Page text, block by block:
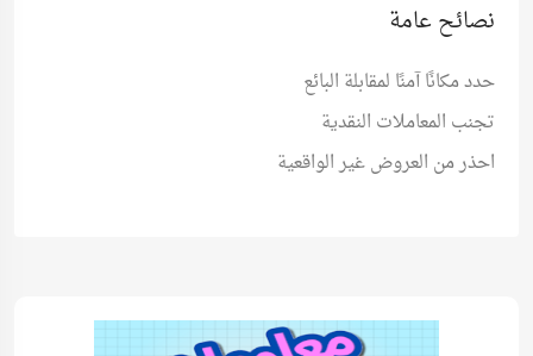
نصائح عامة
حدد مكانًا آمنًا لمقابلة البائع
تجنب المعاملات النقدية
احذر من العروض غير الواقعية